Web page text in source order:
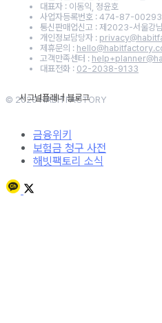
대표자 : 이동익, 정윤호
사업자등록번호 : 474-87-00293
통신판매업신고 : 제2023-서울
개인정보담당자 :
제휴문의 :
고객만족센터 :
대표전화 : 02-2038-9133
© 2020 HABITFACTORY
금융위키
보험금 청구 사전
해빗팩토리 소식